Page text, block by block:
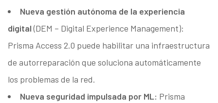
Nueva gestión autónoma de la experiencia
digital(DEM – Digital Experience Management):
Prisma Access 2.0 puede habilitar una infraestructura
de autorreparación que soluciona automáticamente
los problemas de la red.
Nueva seguridad impulsada por ML: Prisma